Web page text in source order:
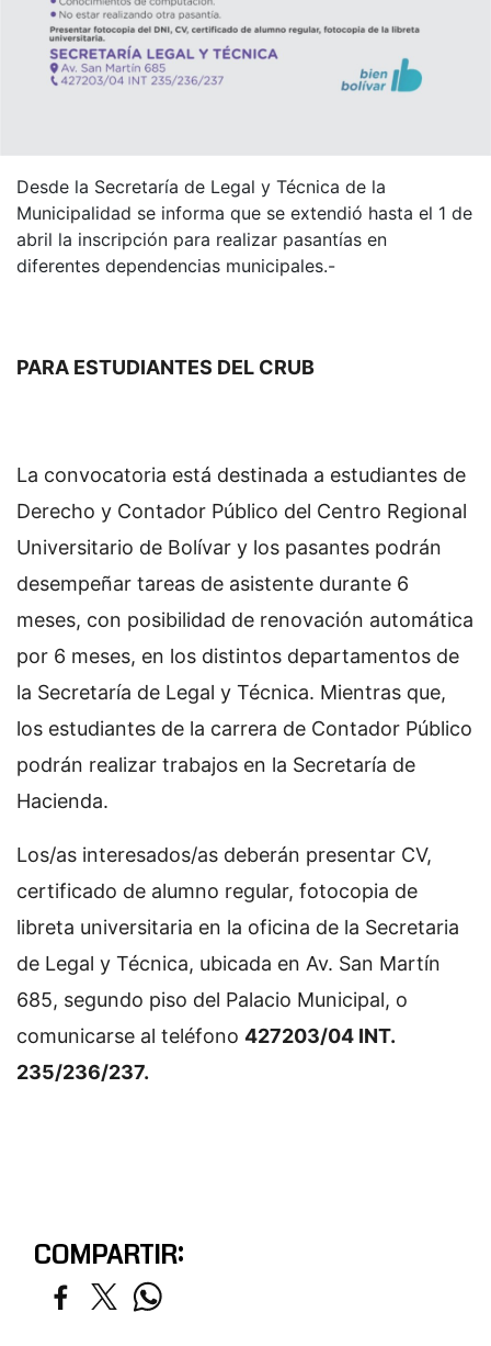
Desde la Secretaría de Legal y Técnica de la
Municipalidad se informa que se extendió hasta el 1 de
abril la inscripción para realizar pasantías en
diferentes dependencias municipales.-
PARA ESTUDIANTES DEL CRUB
La convocatoria está destinada a estudiantes de
Derecho y Contador Público del Centro Regional
Universitario de Bolívar y los pasantes podrán
desempeñar tareas de asistente durante 6
meses, con posibilidad de renovación automática
por 6 meses, en los distintos departamentos de
la Secretaría de Legal y Técnica. Mientras que,
los estudiantes de la carrera de Contador Público
podrán realizar trabajos en la Secretaría de
Hacienda.
Los/as interesados/as deberán presentar CV,
certificado de alumno regular, fotocopia de
libreta universitaria en la oficina de la Secretaria
de Legal y Técnica, ubicada en Av. San Martín
685, segundo piso del Palacio Municipal, o
comunicarse al teléfono 427203/04 INT.
235/236/237.
COMPARTIR: